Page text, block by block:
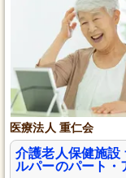
医療法人 重仁会
介護老人保健施設
ルパーのパート・